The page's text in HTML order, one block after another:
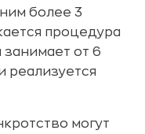
более 3
процедура
от 6
реализуется
могут